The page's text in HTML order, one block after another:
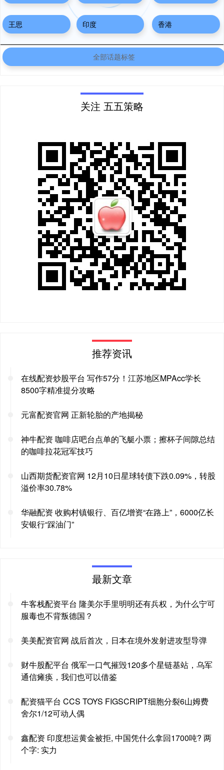
王思 印度 香港
全部话题标签
关注 五五策略
推荐资讯
在线配资炒股平台 写作57分！江苏地区MPAcc学长
8500字精准提分攻略
元富配资官网 正新轮胎的产地揭秘
神牛配资 咖啡店吧台点单的飞艇小票；擦杯子间隙总结
的咖啡拉花冠军技巧
山西期货配资官网 12月10日星球转债下跌0.09%，转股
溢价率30.78%
华融配资 收购村镇银行、百亿增资“在路上”，6000亿长
安银行“踩油门”
最新文章
牛客栈配资平台 隆美尔手里明明还有兵权，为什么宁可
服毒也不背叛德国？
美美配资官网 战后首次，日本在境外发射进攻型导弹
财牛股配平台 俄军一口气摧毁120多个星链基站，乌军
通信瘫痪，我们也可以借鉴
配资猫平台 CCS TOYS FIGSCRIPT细胞分裂6山姆费
舍尔1/12可动人偶
鑫配资 印度想运黄金被拒, 中国凭什么拿回1700吨? 两
个字: 实力